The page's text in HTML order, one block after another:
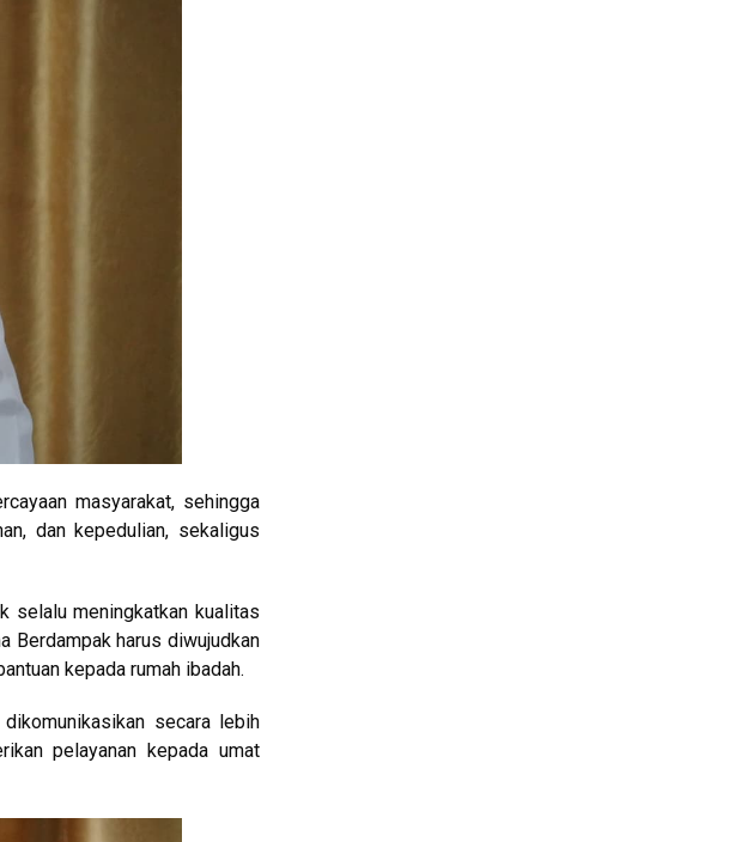
masyarakat, sehingga
dan kepedulian, sekaligus
selalu meningkatkan kualitas
Berdampak harus diwujudkan
kepada rumah ibadah.
secara lebih
pelayanan kepada umat